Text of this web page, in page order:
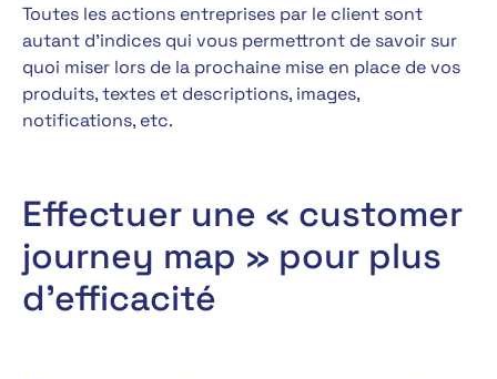
Toutes les actions entreprises par le client sont
autant d’indices qui vous permettront de savoir sur
quoi miser lors de la prochaine mise en place de vos
produits, textes et descriptions, images,
notifications, etc.
Effectuer une « customer
journey map » pour plus
d’efficacité